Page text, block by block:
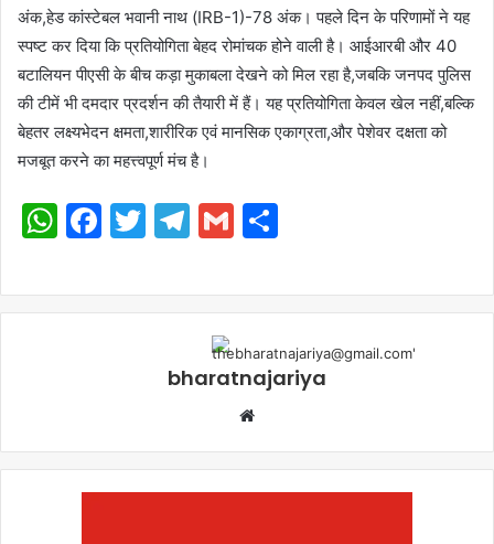
अंक,हेड कांस्टेबल भवानी नाथ (IRB-1)-78 अंक। पहले दिन के परिणामों ने यह
स्पष्ट कर दिया कि प्रतियोगिता बेहद रोमांचक होने वाली है। आईआरबी और 40
बटालियन पीएसी के बीच कड़ा मुकाबला देखने को मिल रहा है,जबकि जनपद पुलिस
की टीमें भी दमदार प्रदर्शन की तैयारी में हैं। यह प्रतियोगिता केवल खेल नहीं,बल्कि
बेहतर लक्ष्यभेदन क्षमता,शारीरिक एवं मानसिक एकाग्रता,और पेशेवर दक्षता को
मजबूत करने का महत्त्वपूर्ण मंच है।
WhatsApp
Facebook
Twitter
Telegram
Gmail
bharatnajariya